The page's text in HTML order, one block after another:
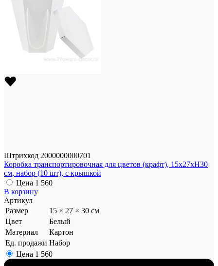
Штрихкод 2000000000701
Коробка транспортировочная для цветов (крафт), 15x27xH30
см, набор (10 шт), с крышкой
Цена 1 560
В корзину
Артикул
Размер
15 × 27 × 30 см
Цвет
Белый
Материал
Картон
Ед. продажи Набор
Цена 1 560